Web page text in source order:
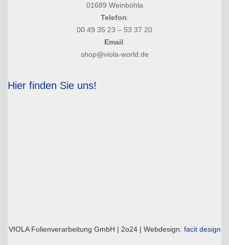
01689 Weinböhla
Telefon:
00 49 35 23 – 53 37 20
Email:
shop@viola-world.de
Hier finden Sie uns!
VIOLA Folienverarbeitung GmbH | 2o24 | Webdesign: facit design